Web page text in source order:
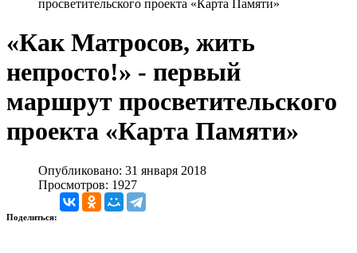
просветительского проекта «Карта Памяти»
«Как Матросов, жить
непросто!» - первый
маршрут просветительского
проекта «Карта Памяти»
Опубликовано: 31 января 2018
Просмотров: 1927
Поделиться: